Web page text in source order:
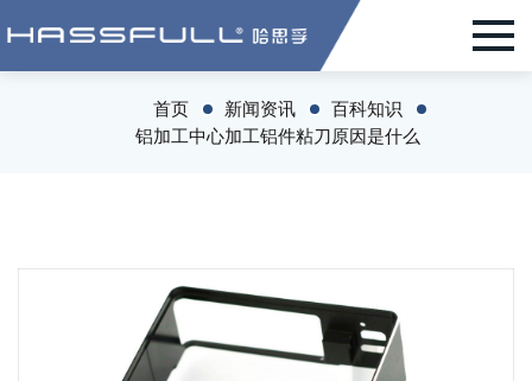
首页 新闻资讯
百科知识
铝加工中心加工铝件粘刀原因是什么